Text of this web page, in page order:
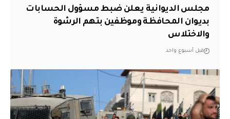
مجلس الديوانية يعلن ضبط مسؤول الحسابات
بديوان المحافظة وموظفين بتهم الرشوة
والاختلاس
قبل أسبوع واحد